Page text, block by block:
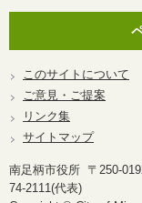
このサイトについて
ご意見・ご提案
リンク集
サイトマップ
南足柄市役所 〒250-
74-2111(代表)